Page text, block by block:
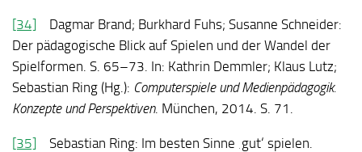
[34] Dagmar Brand; Burkhard Fuhs; Susanne Schneider:
Der pädagogische Blick auf Spielen und der Wandel der
Spielformen. S. 65–73. In: Kathrin Demmler; Klaus Lutz;
Sebastian Ring (Hg.): Computerspiele und Medienpädagogik.
Konzepte und Perspektiven. München, 2014. S. 71.
[35] Sebastian Ring: Im besten Sinne ‚gut‘ spielen.